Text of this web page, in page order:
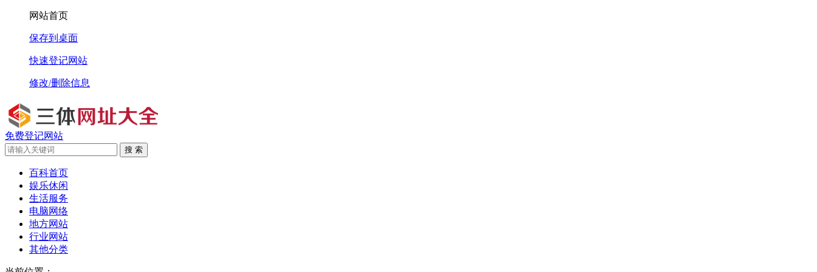
网站首页
保存到桌面
快速登记网站
修改/删除信息
免费登记网站
搜 索
百科首页
娱乐休闲
生活服务
电脑网络
地方网站
行业网站
其他分类